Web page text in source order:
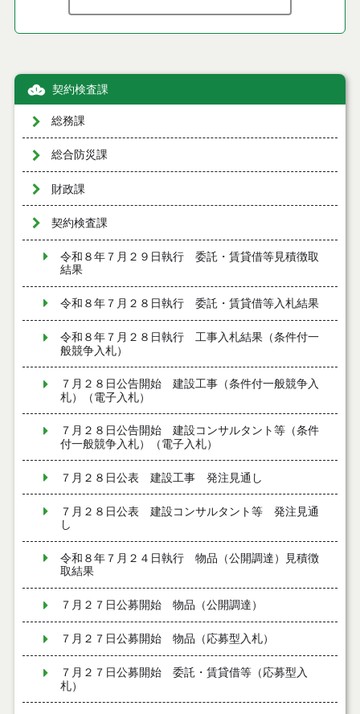
契約検査課
総務課
総合防災課
財政課
契約検査課
令和８年７月２９日執行 委託・賃貸借等見積徴取
結果
令和８年７月２８日執行 委託・賃貸借等入札結果
令和８年７月２８日執行 工事入札結果（条件付一
般競争入札）
７月２８日公告開始 建設工事（条件付一般競争入
札）（電子入札）
７月２８日公告開始 建設コンサルタント等（条件
付一般競争入札）（電子入札）
７月２８日公表 建設工事 発注見通し
７月２８日公表 建設コンサルタント等 発注見通
し
令和８年７月２４日執行 物品（公開調達）見積徴
取結果
７月２７日公募開始 物品（公開調達）
７月２７日公募開始 物品（応募型入札）
７月２７日公募開始 委託・賃貸借等（応募型入
札）